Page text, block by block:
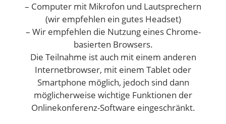
– Computer mit Mikrofon und Lautsprechern
(wir empfehlen ein gutes Headset)
– Wir empfehlen die Nutzung eines Chrome-
basierten Browsers.
Die Teilnahme ist auch mit einem anderen
Internetbrowser, mit einem Tablet oder
Smartphone möglich, jedoch sind dann
möglicherweise wichtige Funktionen der
Onlinekonferenz-Software eingeschränkt.